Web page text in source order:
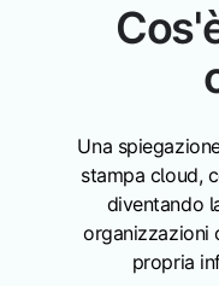
Una
stampa cloud,
diventando
organizzazioni
propria